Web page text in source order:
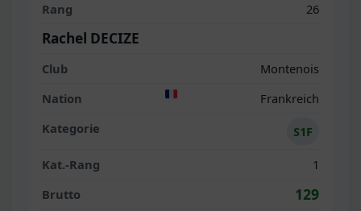
26
Rachel DECIZE
Montenois
Frankreich
S1F
1
129